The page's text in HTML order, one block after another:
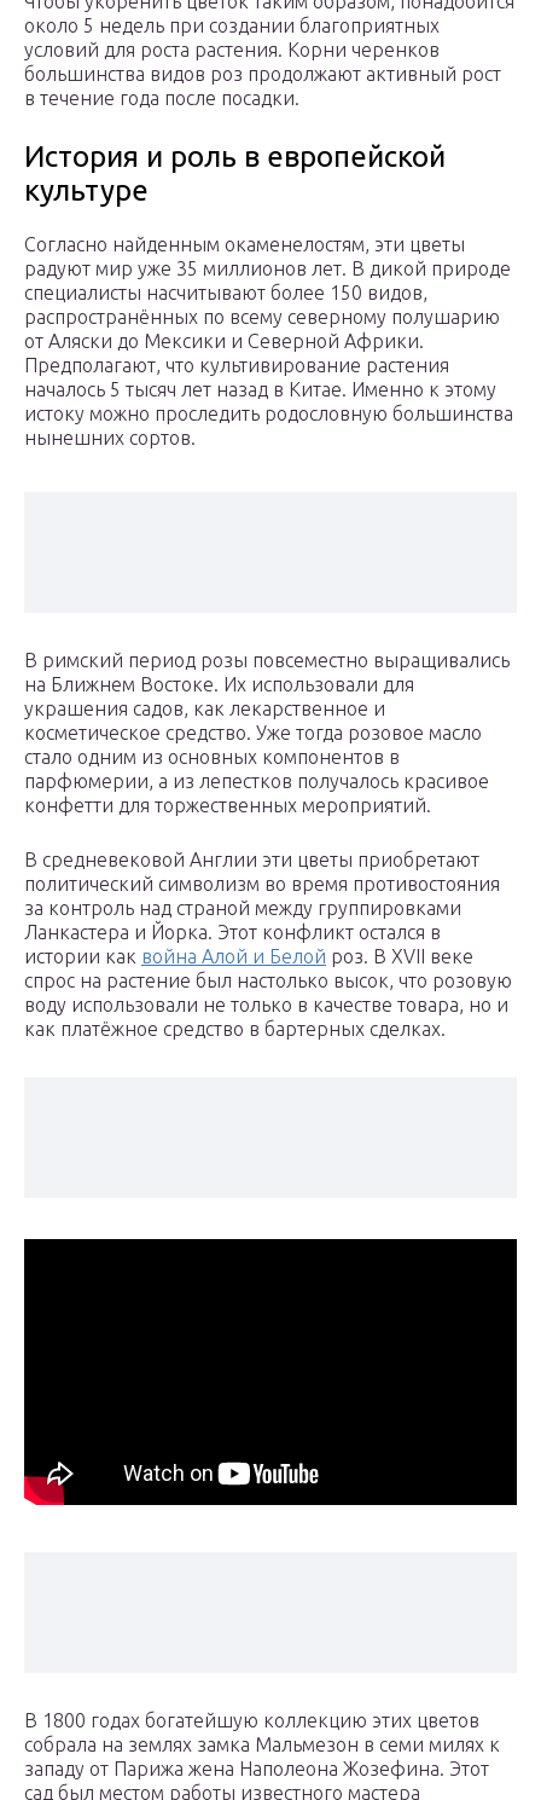
около 5 недель при создании благоприятных
условий для роста растения. Корни черенков
большинства видов роз продолжают активный рост
в течение года после посадки.
История и роль в европейской
культуре
Согласно найденным окаменелостям, эти цветы
радуют мир уже 35 миллионов лет. В дикой природе
специалисты насчитывают более 150 видов,
распространённых по всему северному полушарию
от Аляски до Мексики и Северной Африки.
Предполагают, что культивирование растения
началось 5 тысяч лет назад в Китае. Именно к этому
истоку можно проследить родословную большинства
нынешних сортов.
В римский период розы повсеместно выращивались
на Ближнем Востоке. Их использовали для
украшения садов, как лекарственное и
косметическое средство. Уже тогда розовое масло
стало одним из основных компонентов в
парфюмерии, а из лепестков получалось красивое
конфетти для торжественных мероприятий.
В средневековой Англии эти цветы приобретают
политический символизм во время противостояния
за контроль над страной между группировками
Ланкастера и Йорка. Этот конфликт остался в
истории как война Алой и Белой роз. В XVII веке
спрос на растение был настолько высок, что розовую
воду использовали не только в качестве товара, но и
как платёжное средство в бартерных сделках.
В 1800 годах богатейшую коллекцию этих цветов
собрала на землях замка Мальмезон в семи милях к
западу от Парижа жена Наполеона Жозефина. Этот
сад был местом работы известного мастера